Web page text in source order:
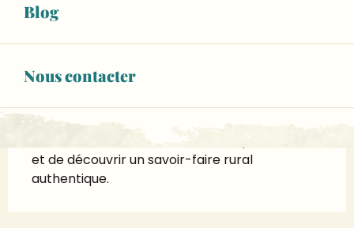
Blog
Nous contacter
Description
Les Amis du Fjord vous ouvrent les portes du
centre équestre des Forges pour partager
leur quotidien et leur passion des chevaux. Une
et de découvrir un savoir-faire rural
authentique.